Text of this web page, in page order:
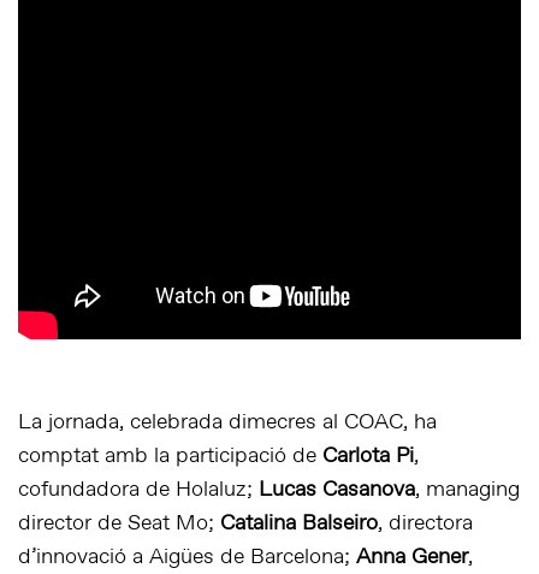
La jornada, celebrada dimecres al COAC, ha
comptat amb la participació de Carlota Pi,
cofundadora de Holaluz; Lucas Casanova, managing
director de Seat Mo; Catalina Balseiro, directora
d’innovació a Aigües de Barcelona; Anna Gener,